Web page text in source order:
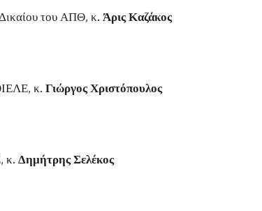
του ΑΠΘ, κ. Άρις Καζάκος
κ. Γιώργος Χριστόπουλος
κ. Δημήτρης Σελέκος